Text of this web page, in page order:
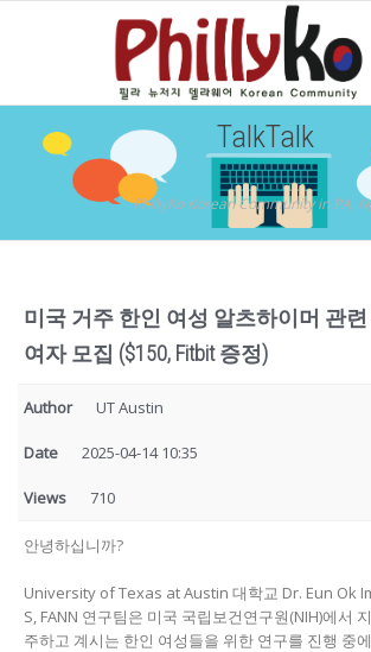
TalkTalk
PhillyKo Korean Community in PA,
미국 거주 한인 여성 알츠하이머 관
여자 모집 ($150, Fitbit 증정)
Author UT Austin
Date 2025-04-14 10:35
Views 710
안녕하십니까?
University of Texas at Austin 대학교 Dr. Eun Ok
S, FANN 연구팀은 미국 국립보건연구원(NIH)에서
주하고 계시는 한인 여성들을 위한 연구를 진행 중